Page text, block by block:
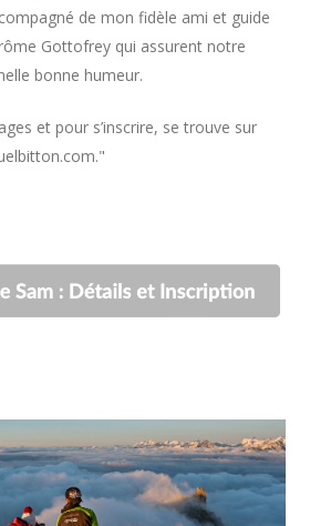
de mon fidèle ami et guide
Gottofrey qui assurent notre
bonne humeur.
et pour s’inscrire, se trouve sur